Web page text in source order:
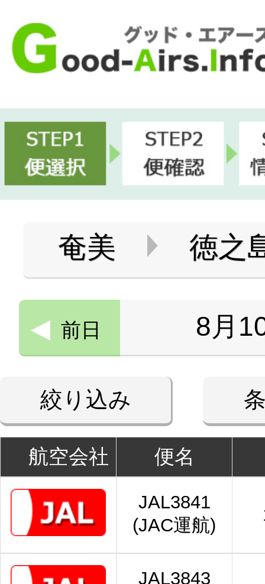
奄美 徳之
前日 8月
絞り込み
航空会社 便名
JAL3841
(JAC運航)
JAL3843